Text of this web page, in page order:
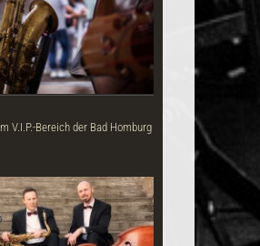
Isenb...
Open